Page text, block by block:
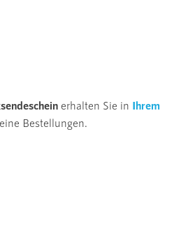
erhalten Sie in Ihrem
Bestellungen.